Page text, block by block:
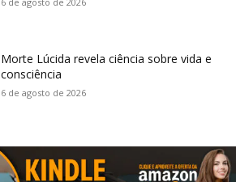
Morte Lúcida revela ciência sobre vida e
consciência
6 de agosto de 2026